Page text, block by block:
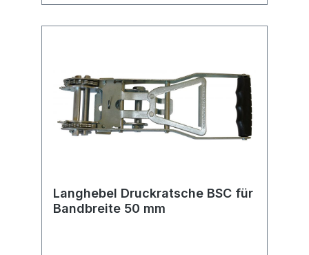
Langhebel Druckratsche BSC für
Bandbreite 50 mm